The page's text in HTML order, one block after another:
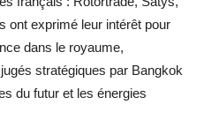
ont exprimé leur intérêt pour
dans le royaume,
stratégiques par Bangkok
du futur et les énergies